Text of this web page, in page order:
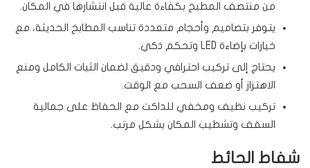
من منتصف المطبخ بكفاءة عالية قبل انتشارها في المكان.
يتوفر بتصاميم وأحجام متعددة تناسب المطابخ الحديثة، مع
خيارات بإضاءة LED وتحكم ذكي.
يحتاج إلى تركيب احترافي ودقيق لضمان الثبات الكامل ومنع
الاهتزاز أو ضعف السحب مع الوقت.
تركيب نظيف ومخفي للداكت مع الحفاظ على جمالية
السقف وتشطيب المكان بشكل مرتب.
شفاط الحائط